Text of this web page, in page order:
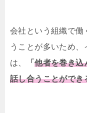
会社という組織で働
うことが多いため
は、
「他者を巻き込
話し合うことができ